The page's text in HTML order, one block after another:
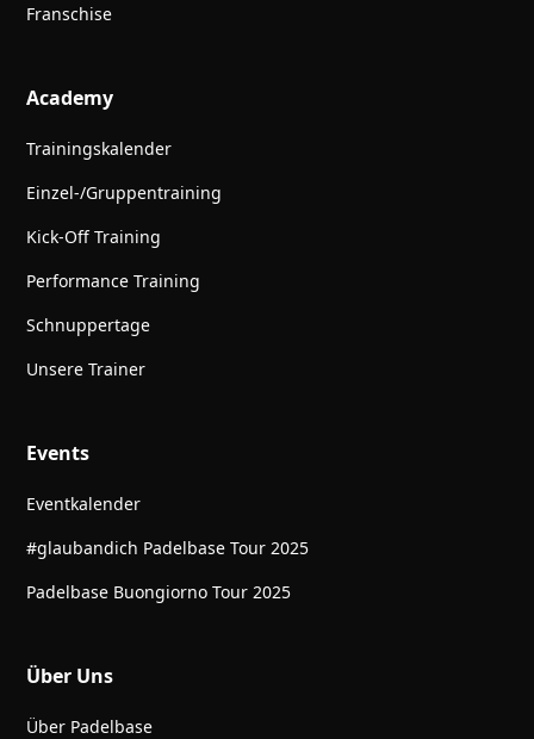
Franschise
Academy
Trainingskalender
Einzel-/Gruppentraining
Kick-Off Training
Performance Training
Schnuppertage
Unsere Trainer
Events
Eventkalender
#glaubandich Padelbase Tour 2025
Padelbase Buongiorno Tour 2025
Über Uns
Über Padelbase